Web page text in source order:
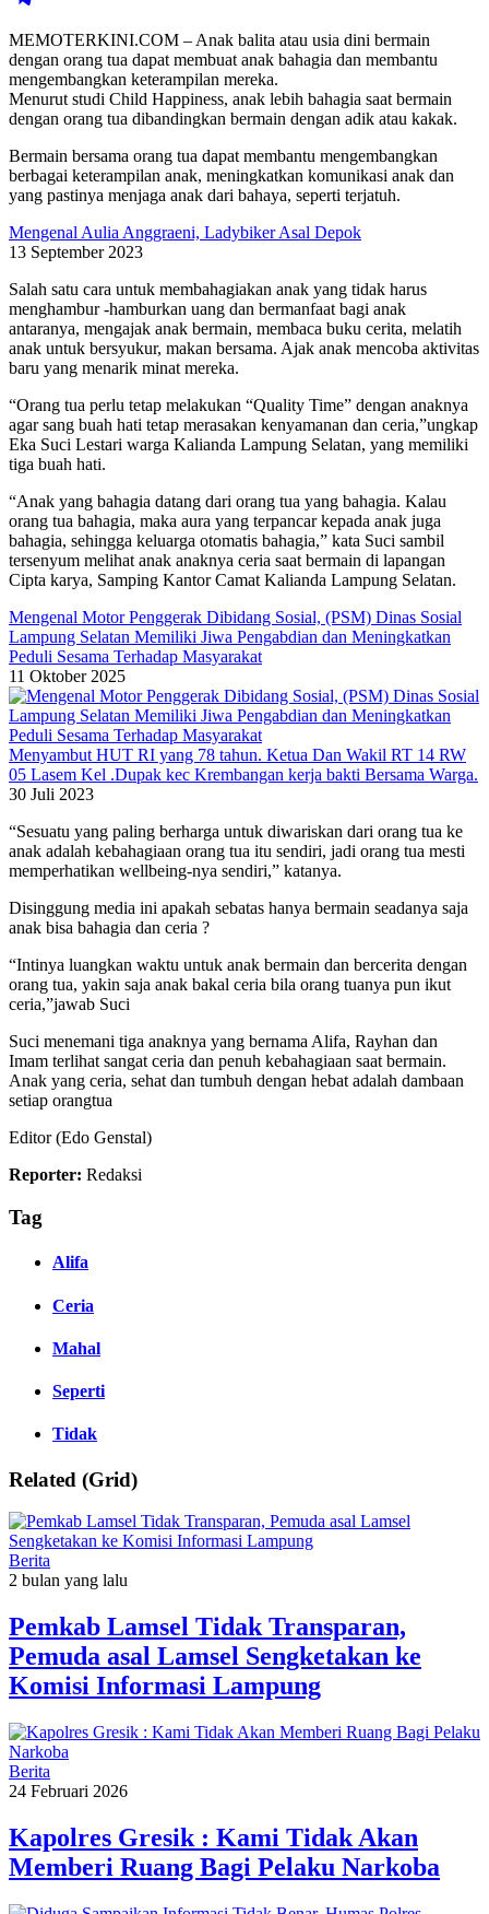
MEMOTERKINI.COM – Anak balita atau usia dini bermain
dengan orang tua dapat membuat anak bahagia dan membantu
mengembangkan keterampilan mereka.
Menurut studi Child Happiness, anak lebih bahagia saat bermain
dengan orang tua dibandingkan bermain dengan adik atau kakak.
Bermain bersama orang tua dapat membantu mengembangkan
berbagai keterampilan anak, meningkatkan komunikasi anak dan
yang pastinya menjaga anak dari bahaya, seperti terjatuh.
Mengenal Aulia Anggraeni, Ladybiker Asal Depok
13 September 2023
Salah satu cara untuk membahagiakan anak yang tidak harus
menghambur -hamburkan uang dan bermanfaat bagi anak
antaranya, mengajak anak bermain, membaca buku cerita, melatih
anak untuk bersyukur, makan bersama. Ajak anak mencoba aktivitas
baru yang menarik minat mereka.
“Orang tua perlu tetap melakukan “Quality Time” dengan anaknya
agar sang buah hati tetap merasakan kenyamanan dan ceria,”ungkap
Eka Suci Lestari warga Kalianda Lampung Selatan, yang memiliki
tiga buah hati.
“Anak yang bahagia datang dari orang tua yang bahagia. Kalau
orang tua bahagia, maka aura yang terpancar kepada anak juga
bahagia, sehingga keluarga otomatis bahagia,” kata Suci sambil
tersenyum melihat anak anaknya ceria saat bermain di lapangan
Cipta karya, Samping Kantor Camat Kalianda Lampung Selatan.
Mengenal Motor Penggerak Dibidang Sosial, (PSM) Dinas Sosial
Lampung Selatan Memiliki Jiwa Pengabdian dan Meningkatkan
Peduli Sesama Terhadap Masyarakat
11 Oktober 2025
Menyambut HUT RI yang 78 tahun. Ketua Dan Wakil RT 14 RW
05 Lasem Kel .Dupak kec Krembangan kerja bakti Bersama Warga.
30 Juli 2023
“Sesuatu yang paling berharga untuk diwariskan dari orang tua ke
anak adalah kebahagiaan orang tua itu sendiri, jadi orang tua mesti
memperhatikan wellbeing-nya sendiri,” katanya.
Disinggung media ini apakah sebatas hanya bermain seadanya saja
anak bisa bahagia dan ceria ?
“Intinya luangkan waktu untuk anak bermain dan bercerita dengan
orang tua, yakin saja anak bakal ceria bila orang tuanya pun ikut
ceria,”jawab Suci
Suci menemani tiga anaknya yang bernama Alifa, Rayhan dan
Imam terlihat sangat ceria dan penuh kebahagiaan saat bermain.
Anak yang ceria, sehat dan tumbuh dengan hebat adalah dambaan
setiap orangtua
Editor (Edo Genstal)
Reporter: Redaksi
Tag
Alifa
Ceria
Mahal
Seperti
Tidak
Related (Grid)
Berita
2 bulan yang lalu
Pemkab Lamsel Tidak Transparan,
Pemuda asal Lamsel Sengketakan ke
Komisi Informasi Lampung
Berita
24 Februari 2026
Kapolres Gresik : Kami Tidak Akan
Memberi Ruang Bagi Pelaku Narkoba